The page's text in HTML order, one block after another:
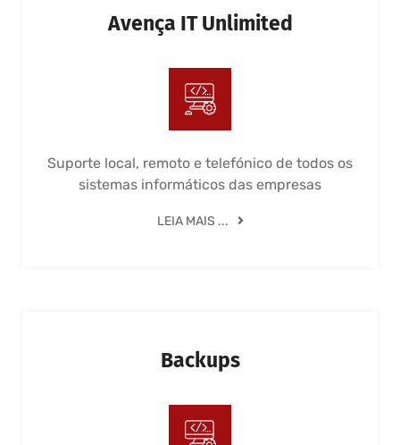
Avença IT Unlimited
Suporte local, remoto e telefónico de todos os
sistemas informáticos das empresas
LEIA MAIS ...
Backups